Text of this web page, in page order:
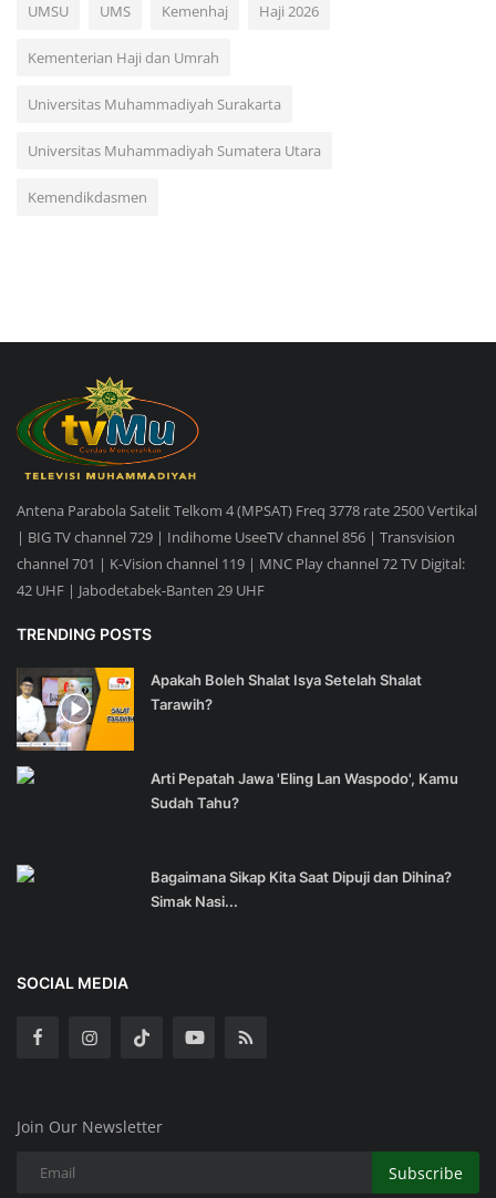
UMSU UMS Kemenhaj Haji 2026
Kementerian Haji dan Umrah
Universitas Muhammadiyah Surakarta
Universitas Muhammadiyah Sumatera Utara
Kemendikdasmen
Antena Parabola Satelit Telkom 4 (MPSAT) Freq 3778 rate 2500 Vertikal
| BIG TV channel 729 | Indihome UseeTV channel 856 | Transvision
channel 701 | K-Vision channel 119 | MNC Play channel 72 TV Digital:
42 UHF | Jabodetabek-Banten 29 UHF
TRENDING POSTS
Apakah Boleh Shalat Isya Setelah Shalat
Tarawih?
Arti Pepatah Jawa 'Eling Lan Waspodo', Kamu
Sudah Tahu?
Bagaimana Sikap Kita Saat Dipuji dan Dihina?
Simak Nasi...
SOCIAL MEDIA
Join Our Newsletter
Subscribe